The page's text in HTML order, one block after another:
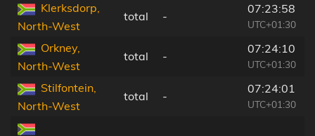
Klerksdorp,
North-West
total -
07:23:58
UTC+01:30
Orkney,
North-West
total -
07:24:10
UTC+01:30
Stilfontein,
North-West
total -
07:24:01
UTC+01:30